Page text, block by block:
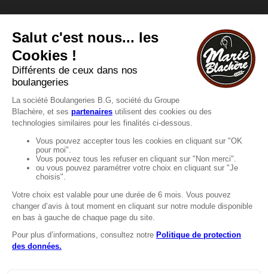
Vous souhaitez nous contacter ?
Consultez notre FAQ.
FAQ
Recrutement
MENTIONS
Mentions légales
Protection des données
LignÉthique
Caractéristiques environnementales des